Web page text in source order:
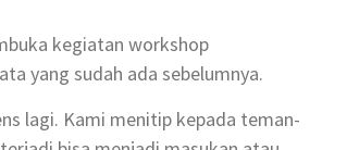
kegiatan workshop
yang sudah ada sebelumnya.
lagi. Kami menitip kepada teman-